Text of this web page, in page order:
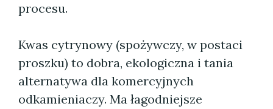
procesu.
Kwas cytrynowy (spożywczy, w postaci
proszku) to dobra, ekologiczna i tania
alternatywa dla komercyjnych
odkamieniaczy. Ma łagodniejsze